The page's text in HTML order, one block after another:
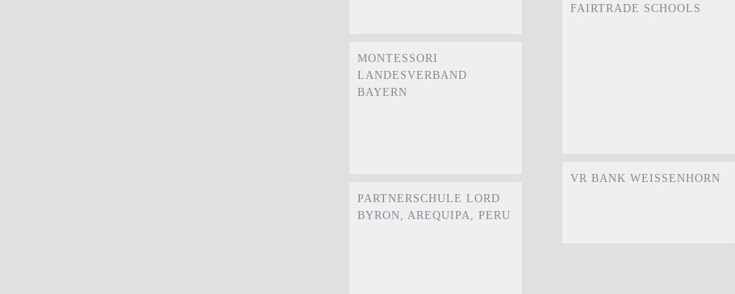
MONTESSORI
LANDESVERBAND
BAYERN
PARTNERSCHULE LORD
BYRON, AREQUIPA, PERU
FAIRTRADE SCHOOLS
VR BANK WEISSENHORN